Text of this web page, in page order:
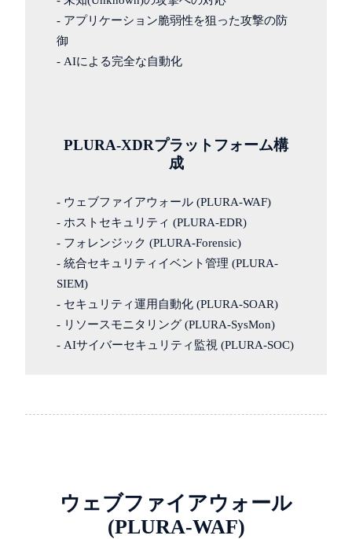
- アプリケーション脆弱性を狙った攻撃の防
御
- AIによる完全な自動化
PLURA-XDRプラットフォーム構
成
- ウェブファイアウォール (PLURA-WAF)
- ホストセキュリティ (PLURA-EDR)
- フォレンジック (PLURA-Forensic)
- 統合セキュリティイベント管理 (PLURA-
SIEM)
- セキュリティ運用自動化 (PLURA-SOAR)
- リソースモニタリング (PLURA-SysMon)
- AIサイバーセキュリティ監視 (PLURA-SOC)
ウェブファイアウォール
(PLURA-WAF)